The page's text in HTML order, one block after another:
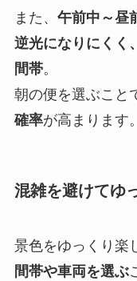
また、 午前中～昼
逆光になりにくく
間帯。
朝の便を選ぶこと
確率が高まります。
混雑を避けてゆ
景色をゆっくり楽
間帯や車両を選ぶ